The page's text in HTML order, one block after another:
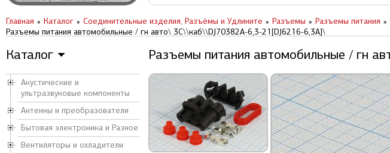
Каталог ▼
Акустические и
ультразвуковые компоненты
Антенны и преобразователи
Бытовая электроника и Разное
Вентиляторы и охладители
Разъемы питания автомобильные / гн
Главная Каталог Соединительные изделия, Разъёмы и Удлините Разъемы Разъемы питания
Разъемы питания автомобильные / гн авто\ 3C\\каб\\DJ70382A-6,3-21[DJ6216-6,3A]\